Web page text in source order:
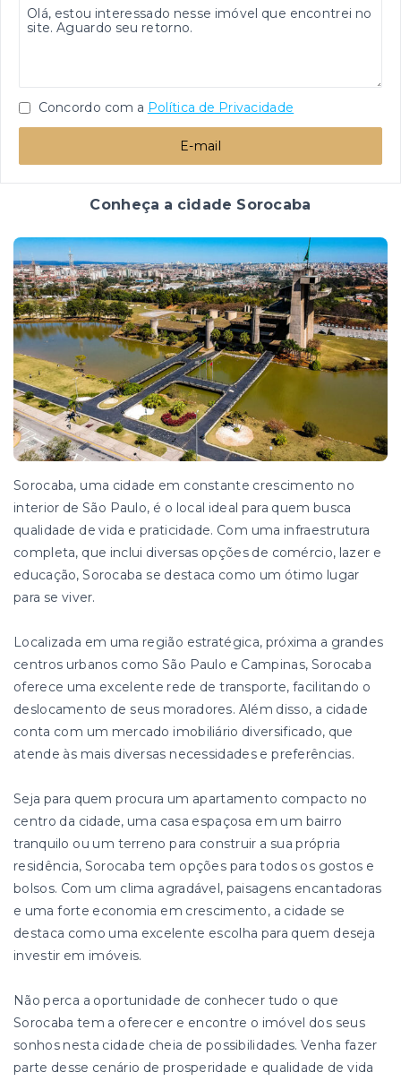
Concordo com a Política de Privacidade
E-mail
Conheça a cidade Sorocaba
Sorocaba, uma cidade em constante crescimento no
interior de São Paulo, é o local ideal para quem busca
qualidade de vida e praticidade. Com uma infraestrutura
completa, que inclui diversas opções de comércio, lazer e
educação, Sorocaba se destaca como um ótimo lugar
para se viver.
Localizada em uma região estratégica, próxima a grandes
centros urbanos como São Paulo e Campinas, Sorocaba
oferece uma excelente rede de transporte, facilitando o
deslocamento de seus moradores. Além disso, a cidade
conta com um mercado imobiliário diversificado, que
atende às mais diversas necessidades e preferências.
Seja para quem procura um apartamento compacto no
centro da cidade, uma casa espaçosa em um bairro
tranquilo ou um terreno para construir a sua própria
residência, Sorocaba tem opções para todos os gostos e
bolsos. Com um clima agradável, paisagens encantadoras
e uma forte economia em crescimento, a cidade se
destaca como uma excelente escolha para quem deseja
investir em imóveis.
Não perca a oportunidade de conhecer tudo o que
Sorocaba tem a oferecer e encontre o imóvel dos seus
sonhos nesta cidade cheia de possibilidades. Venha fazer
parte desse cenário de prosperidade e qualidade de vida